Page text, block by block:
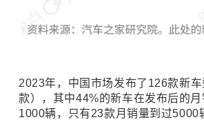
2023年，中国市场发布了126款新
款），其中44%的新车在发布后的
1000辆，只有23款月销量到过5000